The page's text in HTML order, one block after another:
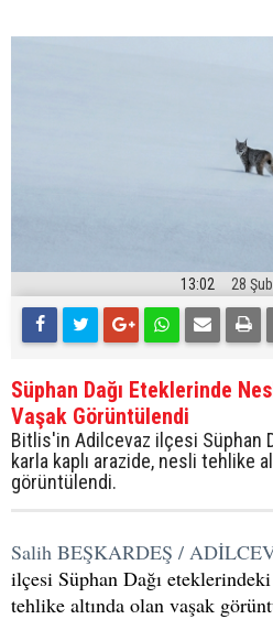
13:02 28
Süphan Dağı Eteklerinde
Vaşak Görüntülendi
Bitlis'in Adilcevaz ilçesi Süphan
karla kaplı arazide, nesli tehlike
görüntülendi.
Salih BEŞKARDEŞ /
ilçesi Süphan Dağı
tehlike altında olan vaşak